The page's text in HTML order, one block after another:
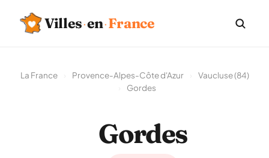
Villes·en·France
La France Provence-Alpes-Côte d'Azur
Vaucluse (84)
Gordes
Gordes